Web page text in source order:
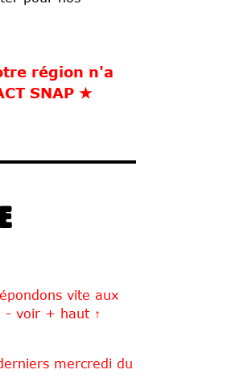
région n'a
SNAP ★
vite aux
- voir + haut ↑
mercredi du